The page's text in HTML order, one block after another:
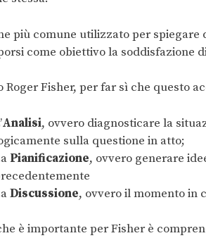
più comune utilizzato per spiegare
come obiettivo la soddisfazione
Roger Fisher, per far sì che questo
Analisi, ovvero diagnosticare la
sulla questione in atto;
Pianificazione, ovvero generare
Discussione, ovvero il momento in
è importante per Fisher è